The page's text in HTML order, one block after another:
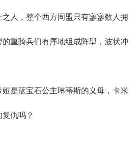
人，整个西方同盟只有寥寥数人拥
重骑兵们有序地组成阵型，波状冲
蓝宝石公主琳蒂斯的义母，卡米
仇吗？